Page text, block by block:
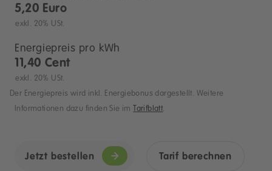
5,20 Euro
exkl. 20% USt.
Energiepreis pro kWh
11,40 Cent
exkl. 20% USt.
Der Energiepreis wird inkl. Energiebonus dargestellt. Weitere
Informationen dazu finden Sie im
Tarifblatt.
Jetzt bestellen Tarif berechnen